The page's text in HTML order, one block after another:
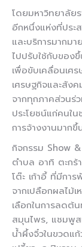
โดยมหาวิทยาลัย
อีกหนึ่งแห่งที่ประ
และบริการมากม
ไปปรับใช้กับของ
เพื่อขับเคลื่อนเศ
เศรษฐกิจและสัง
จากทุกภาคส่วนร่
ประโยชน์แก่คนใ
การจ้างงานมากขึ้
กิจกรรม Show
ตำบล อาทิ ตะกร้
โต๊ะ เก้าอี้ ที่มีกา
จากเปลือกผลไม้
เลือกในการลดต้
สมุนไพร, แชมพูส
น้ำผึ้งจิ๋วในขวดแ